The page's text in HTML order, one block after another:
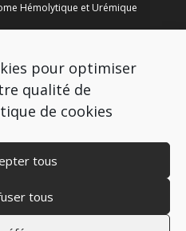
pour optimiser
qualité de
de cookies
tous
tous
Hémolytique et Urémique
d’Alport(37)
AIRG - FRANCE